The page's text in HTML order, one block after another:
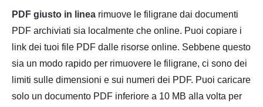
PDF giusto in linea rimuove le filigrane dai documenti
PDF archiviati sia localmente che online. Puoi copiare i
link dei tuoi file PDF dalle risorse online. Sebbene questo
sia un modo rapido per rimuovere le filigrane, ci sono dei
limiti sulle dimensioni e sui numeri dei PDF. Puoi caricare
solo un documento PDF inferiore a 10 MB alla volta per